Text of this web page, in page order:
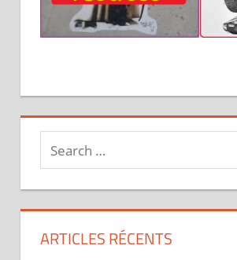
ARTICLES RÉCENTS